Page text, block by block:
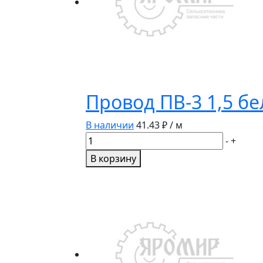
Провод ПВ-3 1,5
В наличии 41.43₽ / м
Количество
товара
Провод
-+
В корзину